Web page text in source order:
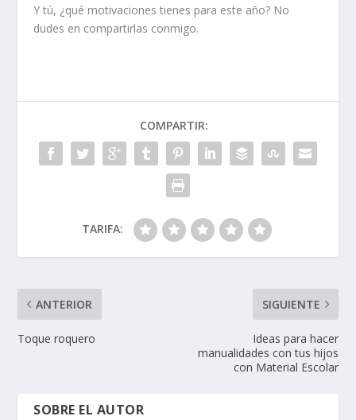
Y tú, ¿qué motivaciones tienes para este año? No
dudes en compartirlas conmigo.
COMPARTIR:
TARIFA:
ANTERIOR
Toque roquero
SIGUIENTE
Ideas para hacer
manualidades con tus hijos
con Material Escolar
SOBRE EL AUTOR